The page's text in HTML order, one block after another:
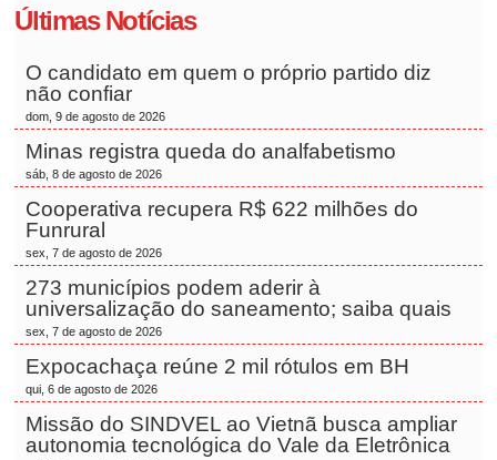
Últimas Notícias
O candidato em quem o próprio partido diz
não confiar
dom, 9 de agosto de 2026
Minas registra queda do analfabetismo
sáb, 8 de agosto de 2026
Cooperativa recupera R$ 622 milhões do
Funrural
sex, 7 de agosto de 2026
273 municípios podem aderir à
universalização do saneamento; saiba quais
sex, 7 de agosto de 2026
Expocachaça reúne 2 mil rótulos em BH
qui, 6 de agosto de 2026
Missão do SINDVEL ao Vietnã busca ampliar
autonomia tecnológica do Vale da Eletrônica